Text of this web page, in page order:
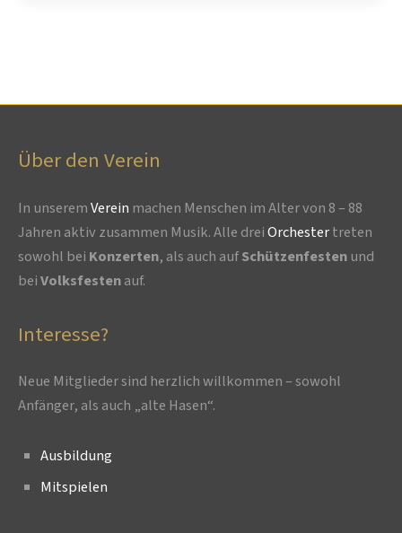
Über den Verein
In unseremVerein machen Menschen im Alter von 8 – 88
Jahren aktiv zusammen Musik. Alle dreiOrchestertreten
sowohl bei Konzerten, als auch aufSchützenfestenund
beiVolksfestenauf.
Interesse?
Neue Mitglieder sind herzlich willkommen – sowohl
Anfänger, als auch „alte Hasen“.
Ausbildung
Mitspielen